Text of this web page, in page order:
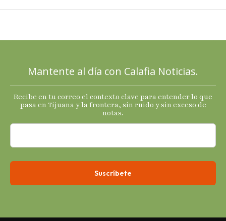
cartas; El
Mantente al día con Calafia Noticias.
Recibe en tu correo el contexto clave para entender lo que
pasa en Tijuana y la frontera, sin ruido y sin exceso de
notas.